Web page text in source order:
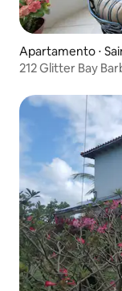
Apartamento ⋅
212 Glitter Bay